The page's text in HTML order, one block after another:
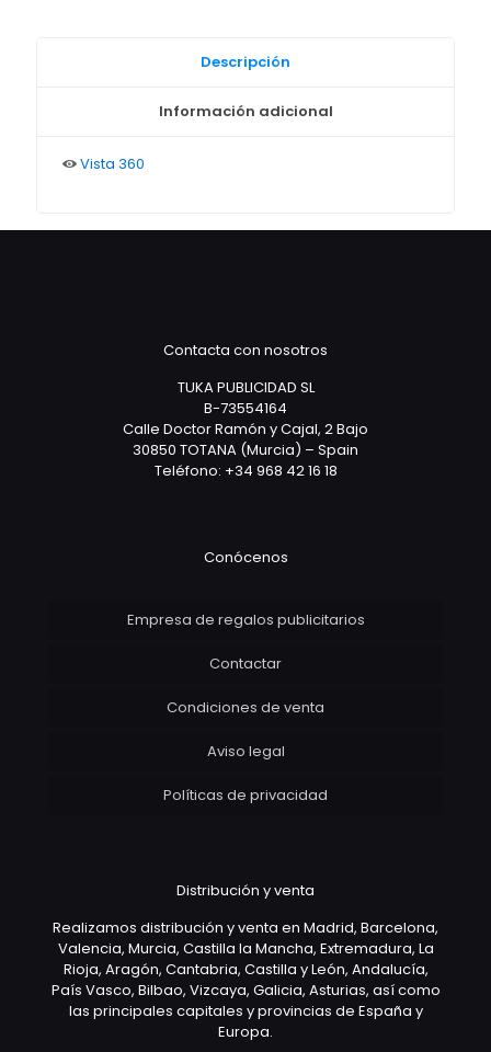
Descripción
Información adicional
Vista 360
Contacta con nosotros
TUKA PUBLICIDAD SL
B-73554164
Calle Doctor Ramón y Cajal, 2 Bajo
30850 TOTANA (Murcia) – Spain
Teléfono: +34 968 42 16 18
Conócenos
Empresa de regalos publicitarios
Contactar
Condiciones de venta
Aviso legal
Políticas de privacidad
Distribución y venta
Realizamos distribución y venta en Madrid, Barcelona,
Valencia, Murcia, Castilla la Mancha, Extremadura, La
Rioja, Aragón, Cantabria, Castilla y León, Andalucía,
País Vasco, Bilbao, Vizcaya, Galicia, Asturias, así como
las principales capitales y provincias de España y
Europa.